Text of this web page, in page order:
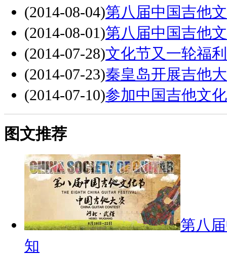
(2014-08-04)第八届中国吉他
(2014-08-01)第八届中国吉他
(2014-07-28)文化节又一轮福
(2014-07-23)秦皇岛开展吉他
(2014-07-10)参加中国吉他文
图文推荐
第八
知